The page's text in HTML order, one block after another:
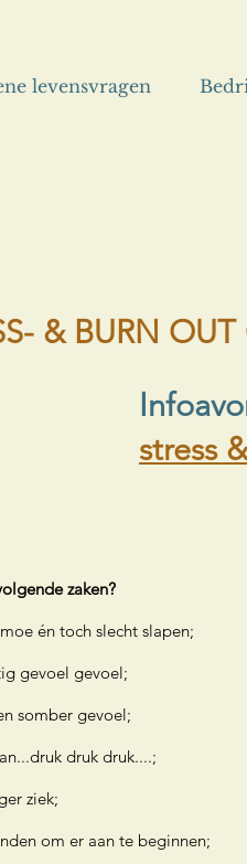
levensvragen
& BURN
stress
zaken?
én toch slecht slapen;
gevoel gevoel;
somber gevoel;
druk druk....;
ziek;
om er aan te beginnen;